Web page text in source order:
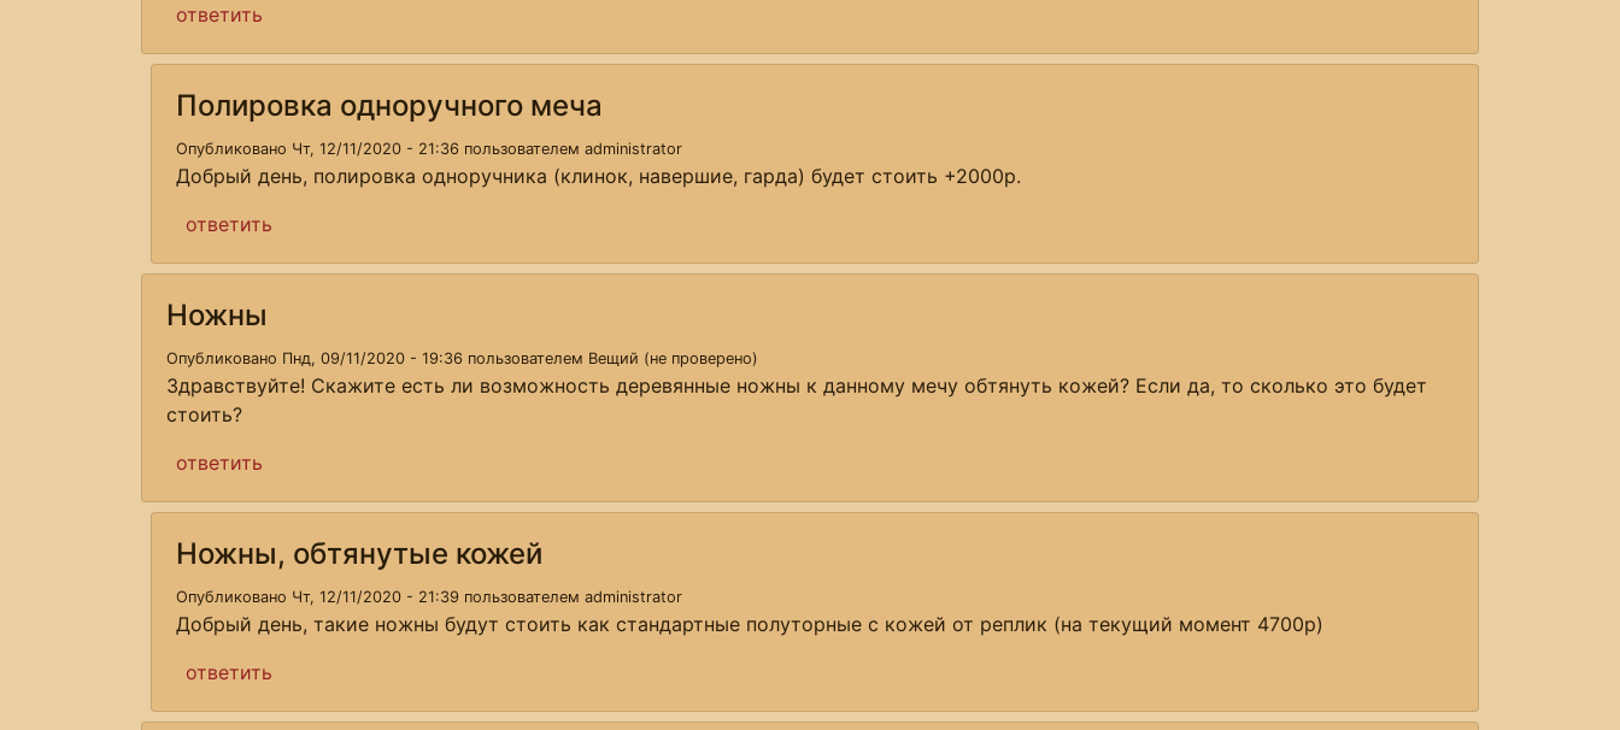
ответить
Полировка одноручного меча
Опубликовано Чт, 12/11/2020 - 21:36 пользователем administrator
Добрый день, полировка одноручника (клинок, навершие, гарда) будет стоить +2000р.
ответить
Ножны
Опубликовано Пнд, 09/11/2020 - 19:36 пользователем Вещий (не проверено)
Здравствуйте! Скажите есть ли возможность деревянные ножны к данному мечу обтянуть кожей? Если да, то сколько это будет
стоить?
ответить
Ножны, обтянутые кожей
Опубликовано Чт, 12/11/2020 - 21:39 пользователем administrator
Добрый день, такие ножны будут стоить как стандартные полуторные с кожей от реплик (на текущий момент 4700р)
ответить